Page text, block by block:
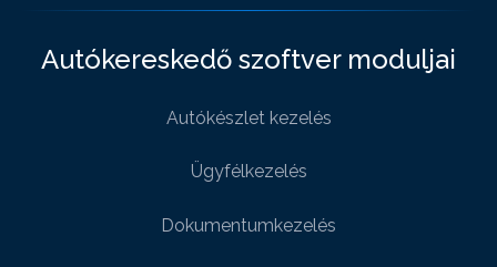
Autókereskedő szoftver moduljai
Autókészlet kezelés
Ügyfélkezelés
Dokumentumkezelés